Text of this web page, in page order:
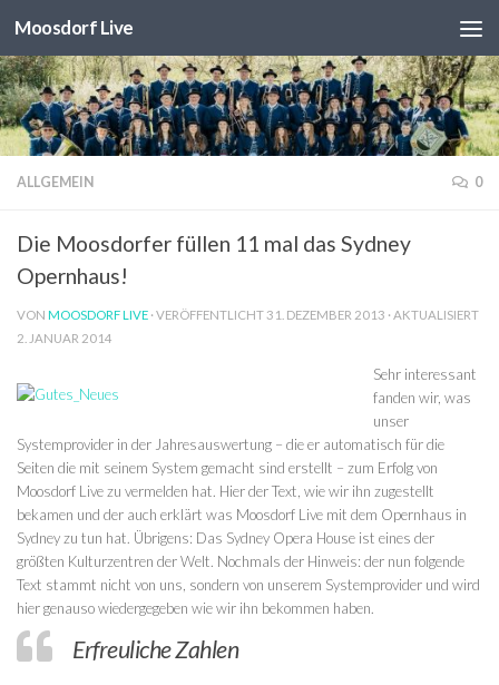
Unter dem Inhalt
Moosdorf Live
ALLGEMEIN 0
Die Moosdorfer füllen 11 mal das Sydney
Opernhaus!
VON MOOSDORF LIVE · VERÖFFENTLICHT31. DEZEMBER 2013 · AKTUALISIERT
2. JANUAR 2014
Sehr interessant
fanden wir, was
unser
Systemprovider in der Jahresauswertung – die er automatisch für die
Seiten die mit seinem System gemacht sind erstellt – zum Erfolg von
Moosdorf Live zu vermelden hat. Hier der Text, wie wir ihn zugestellt
bekamen und der auch erklärt was Moosdorf Live mit dem Opernhaus in
Sydney zu tun hat. Übrigens: Das Sydney Opera House ist eines der
größten Kulturzentren der Welt. Nochmals der Hinweis: der nun folgende
Text stammt nicht von uns, sondern von unserem Systemprovider und wird
hier genauso wiedergegeben wie wir ihn bekommen haben.
Erfreuliche Zahlen